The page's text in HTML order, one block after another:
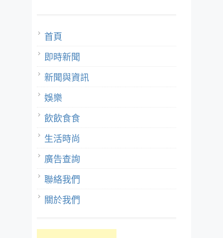
首頁
即時新聞
新聞與資訊
娛樂
飲飲食食
生活時尚
廣告查詢
聯絡我們
關於我們